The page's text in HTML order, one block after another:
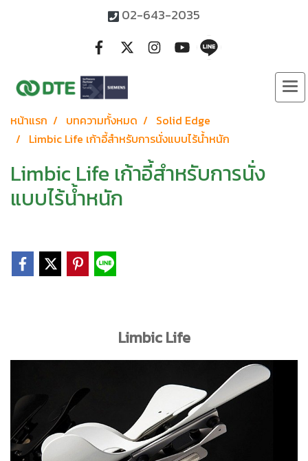
02-643-2035
หน้าแรก บทความทั้งหมด
Solid Edge
Limbic Life เก้าอี้สำหรับการนั่งแบบไร้น้ำหนัก
Limbic Life เก้าอี้สำหรับการนั่ง
แบบไร้น้ำหนัก
Limbic Life